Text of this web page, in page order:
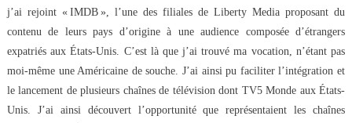
j’ai rejoint « IMDB », l’une des filiales de Liberty Media proposant du
contenu de leurs pays d’origine à une audience composée d’étrangers
expatriés aux États-Unis. C’est là que j’ai trouvé ma vocation, n’étant pas
moi-même une Américaine de souche. J’ai ainsi pu faciliter l’intégration et
le lancement de plusieurs chaînes de télévision dont TV5 Monde aux États-
Unis. J’ai ainsi découvert l’opportunité que représentaient les chaînes